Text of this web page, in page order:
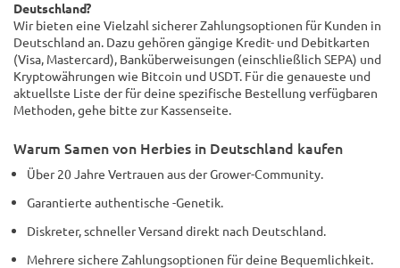
Deutschland?
Wir bieten eine Vielzahl sicherer Zahlungsoptionen für Kunden in
Deutschland an. Dazu gehören gängige Kredit- und Debitkarten
(Visa, Mastercard), Banküberweisungen (einschließlich SEPA) und
Kryptowährungen wie Bitcoin und USDT. Für die genaueste und
aktuellste Liste der für deine spezifische Bestellung verfügbaren
Methoden, gehe bitte zur Kassenseite.
Warum Samen von Herbies in Deutschland kaufen
Über 20 Jahre Vertrauen aus der Grower-Community.
Garantierte authentische -Genetik.
Diskreter, schneller Versand direkt nach Deutschland.
Mehrere sichere Zahlungsoptionen für deine Bequemlichkeit.